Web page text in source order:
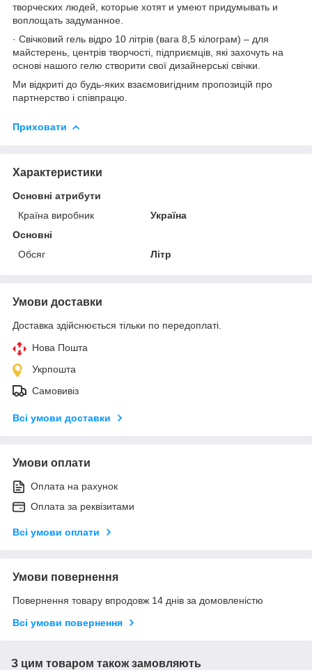
творческих людей, которые хотят и умеют придумывать и
воплощать задуманное.
· Свічковий гель відро 10 літрів (вага 8,5 кілограм) – для
майстерень, центрів творчості, підприємців, які захочуть на
основі нашого гелю створити свої дизайнерські свічки.
Ми відкриті до будь-яких взаємовигідним пропозицій про
партнерство і співпрацю.
Приховати
Характеристики
Основні атрибути
Країна виробник
Україна
Основні
Обсяг
Літр
Умови доставки
Доставка здійснюється тільки по передоплаті.
Нова Пошта
Укрпошта
Самовивіз
Всі умови доставки
Умови оплати
Оплата на рахунок
Оплата за реквізитами
Всі умови оплати
Умови повернення
Повернення товару впродовж 14 днів за домовленістю
Всі умови повернення
З цим товаром також замовляють